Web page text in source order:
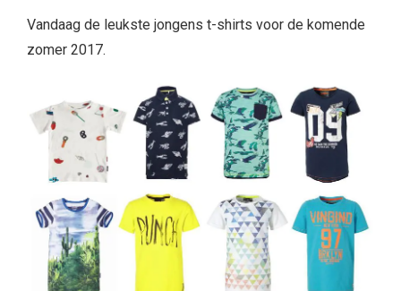
Vandaag de leukste jongens t-shirts voor de komende
zomer 2017.